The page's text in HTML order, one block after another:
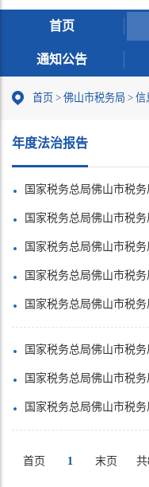
首页
通知公告
首页 > 佛山市税务局 > 信
年度法治报告
国家税务总局佛山市税务局关于
国家税务总局佛山市税务局关于
国家税务总局佛山市税务局关于
国家税务总局佛山市税务局关于
国家税务总局佛山市税务局关于
国家税务总局佛山市税务局关于
国家税务总局佛山市税务局关于
国家税务总局佛山市税务局关于
首页 1 末页 共